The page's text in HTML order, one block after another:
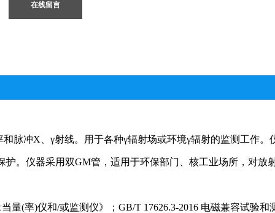
在线留言
脉冲X、γ射线。用于各种γ辐射场或环境γ辐射的监测工作。
。仪器采用双GM管，适用于环保部门、核工业场所，对放
量(率)仪和/或监测仪》；GB/T 17626.3-2016 电磁兼容试验和